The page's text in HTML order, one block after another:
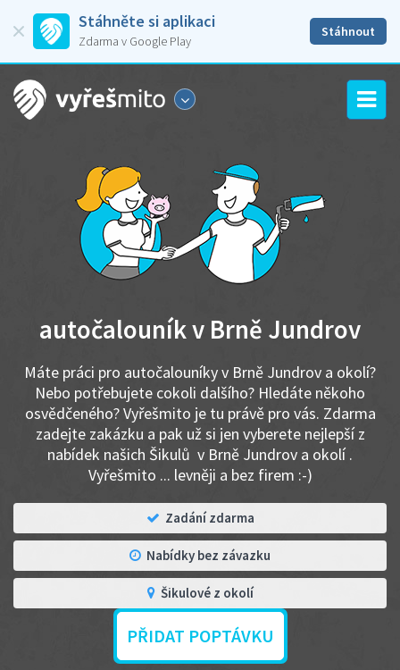
Stáhněte si aplikaci
Zdarma v Google Play
Stáhnout
autočalouník v Brně Jundrov
Máte práci pro autočalouníky v Brně Jundrov a okolí?
Nebo potřebujete cokoli dalšího? Hledáte někoho
osvědčeného? Vyřešmito je tu právě pro vás. Zdarma
zadejte zakázku a pak už si jen vyberete nejlepší z
nabídek našich Šikulů v Brně Jundrov a okolí .
Vyřešmito ... levněji a bez firem :-)
Zadání zdarma
Nabídky bez závazku
Šikulové z okolí
PŘIDAT POPTÁVKU